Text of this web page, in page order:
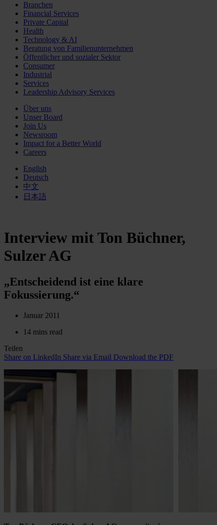
Branchen
Financial Services
Private Capital
Health
Technology & AI
Beratung von Familienunternehmen
Öffentlicher und sozialer Sektor
Consumer
Industrial
Services
Leadership Advisory Services
Über uns
Unser Board
Join Us
Newsroom
Impact for a Better World
Careers
English
Deutsch
中文
日本語
Interview mit Ton Büchner,
Sulzer AG
„Entscheidend ist eine klare
Fokussierung.“
Januar 2011
14 mins read
Teilen
Share on LinkedIn Share via Email Download the PDF